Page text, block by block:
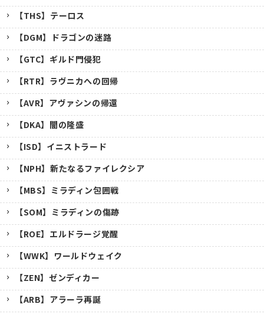
【THS】テーロス
【DGM】ドラゴンの迷路
【GTC】ギルド門侵犯
【RTR】ラヴニカへの回帰
【AVR】アヴァシンの帰還
【DKA】闇の隆盛
【ISD】イニストラード
【NPH】新たなるファイレクシア
【MBS】ミラディン包囲戦
【SOM】ミラディンの傷跡
【ROE】エルドラージ覚醒
【WWK】ワールドウェイク
【ZEN】ゼンディカー
【ARB】アラーラ再誕